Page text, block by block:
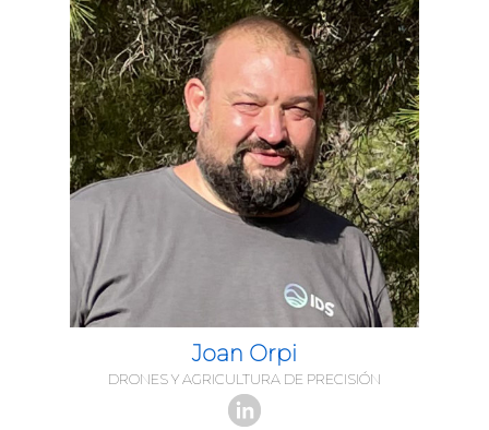
Joan Orpi
DRONES Y AGRICULTURA DE PRECISIÓN